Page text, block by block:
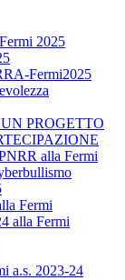
2025
Fermi2025
PROGETTO
alla Fermi
Fermi
alla Fermi
a.s. 2023-24